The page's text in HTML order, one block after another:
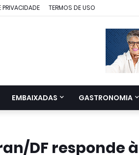
PRIVACIDADE TERMOS DE USO
EMBAIXADAS GASTRONOMIA
DF responde